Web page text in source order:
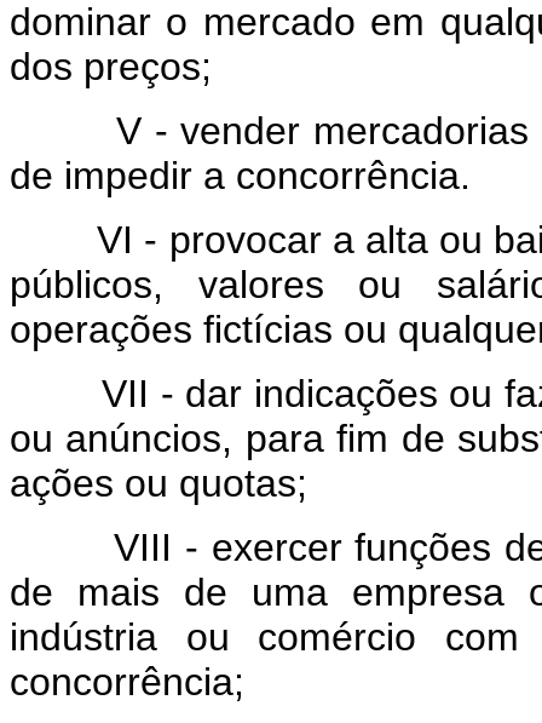
dominar o mercado em
dos preços;
V - vender mercadorias
de impedir a concorrência.
VI - provocar a alta ou
públicos, valores ou
operações fictícias ou
VII - dar indicações ou
ou anúncios, para fim de
ações ou quotas;
VIII - exercer funções de
de mais de uma empresa
indústria ou comércio
concorrência;